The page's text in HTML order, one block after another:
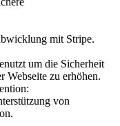
mit Stripe.
um die Sicherheit
zu erhöhen.
von